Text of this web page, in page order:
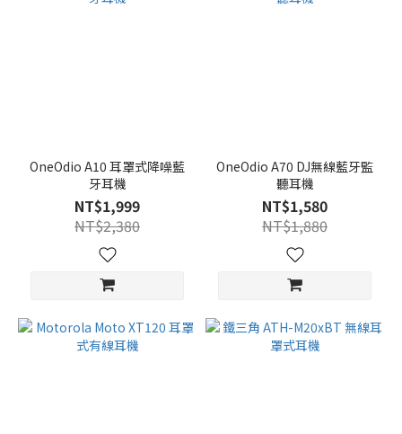
OneOdio A10 耳罩式降噪藍
牙耳機
NT$1,999
NT$2,380
OneOdio A70 DJ無線藍牙監
聽耳機
NT$1,580
NT$1,880